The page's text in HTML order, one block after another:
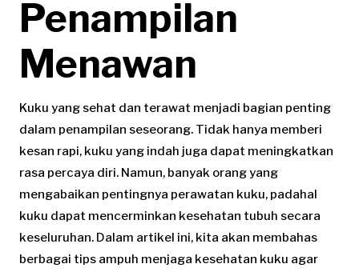
Penampilan
Menawan
Kuku yang sehat dan terawat menjadi bagian penting
dalam penampilan seseorang. Tidak hanya memberi
kesan rapi, kuku yang indah juga dapat meningkatkan
rasa percaya diri. Namun, banyak orang yang
mengabaikan pentingnya perawatan kuku, padahal
kuku dapat mencerminkan kesehatan tubuh secara
keseluruhan. Dalam artikel ini, kita akan membahas
berbagai tips ampuh menjaga kesehatan kuku agar